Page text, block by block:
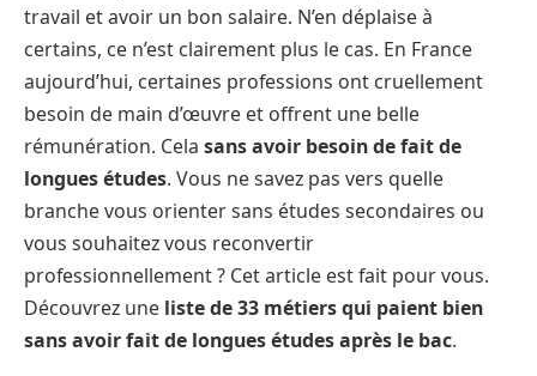
travail et avoir un bon salaire. N’en déplaise à
certains, ce n’est clairement plus le cas. En France
aujourd’hui, certaines professions ont cruellement
besoin de main d’œuvre et offrent une belle
rémunération. Cela sans avoir besoin de fait de
longues études. Vous ne savez pas vers quelle
branche vous orienter sans études secondaires ou
vous souhaitez vous reconvertir
professionnellement ? Cet article est fait pour vous.
Découvrez une liste de 33 métiers qui paient bien
sans avoir fait de longues études après le bac.